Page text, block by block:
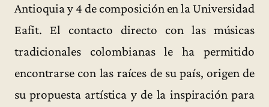
Antioquia y 4 de composición en la Universidad
Eafit. El contacto directo con las músicas
tradicionales colombianas le ha permitido
encontrarse con las raíces de su país, origen de
su propuesta artística y de la inspiración para